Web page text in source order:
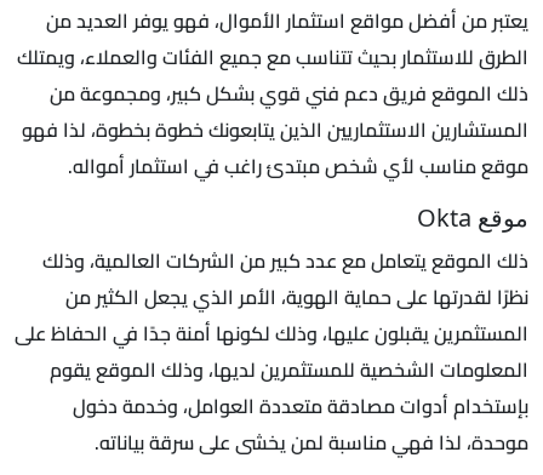
يعتبر من أفضل مواقع استثمار الأموال، فهو يوفر العديد من
الطرق للاستثمار بحيث تتناسب مع جميع الفئات والعملاء، ويمتلك
ذلك الموقع فريق دعم فني قوي بشكل كبير، ومجموعة من
المستشارين الاستثماريين الذين يتابعونك خطوة بخطوة، لذا فهو
موقع مناسب لأي شخص مبتدئ راغب في استثمار أمواله.
موقع Okta
ذلك الموقع يتعامل مع عدد كبير من الشركات العالمية، وذلك
نظرًا لقدرتها على حماية الهوية، الأمر الذي يجعل الكثير من
المستثمرين يقبلون عليها، وذلك لكونها أمنة جدًا في الحفاظ على
المعلومات الشخصية للمستثمرين لديها، وذلك الموقع يقوم
بإستخدام أدوات مصادقة متعددة العوامل، وخدمة دخول
موحدة، لذا فهي مناسبة لمن يخشى على سرقة بياناته.